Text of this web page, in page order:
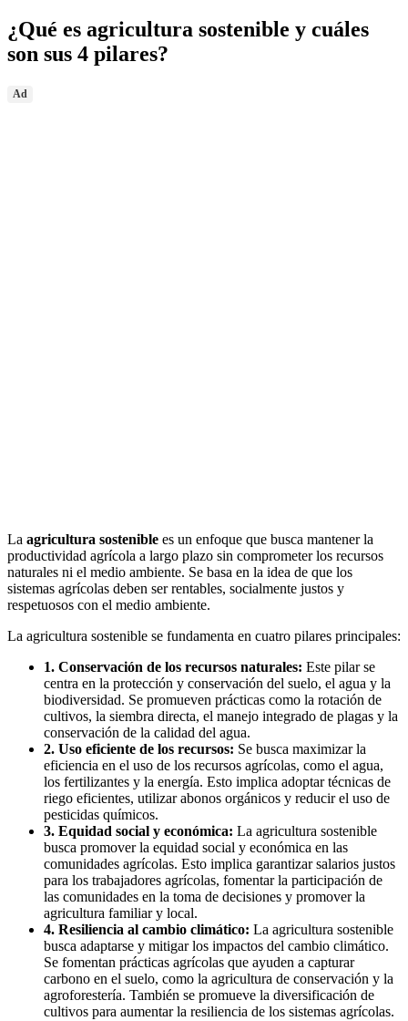
¿Qué es agricultura sostenible y cuáles
son sus 4 pilares?
Ad
La agricultura sostenible es un enfoque que busca mantener la
productividad agrícola a largo plazo sin comprometer los recursos
naturales ni el medio ambiente. Se basa en la idea de que los
sistemas agrícolas deben ser rentables, socialmente justos y
respetuosos con el medio ambiente.
La agricultura sostenible se fundamenta en cuatro pilares principales:
1. Conservación de los recursos naturales: Este pilar se
centra en la protección y conservación del suelo, el agua y la
biodiversidad. Se promueven prácticas como la rotación de
cultivos, la siembra directa, el manejo integrado de plagas y la
conservación de la calidad del agua.
2. Uso eficiente de los recursos: Se busca maximizar la
eficiencia en el uso de los recursos agrícolas, como el agua,
los fertilizantes y la energía. Esto implica adoptar técnicas de
riego eficientes, utilizar abonos orgánicos y reducir el uso de
pesticidas químicos.
3. Equidad social y económica: La agricultura sostenible
busca promover la equidad social y económica en las
comunidades agrícolas. Esto implica garantizar salarios justos
para los trabajadores agrícolas, fomentar la participación de
las comunidades en la toma de decisiones y promover la
agricultura familiar y local.
4. Resiliencia al cambio climático: La agricultura sostenible
busca adaptarse y mitigar los impactos del cambio climático.
Se fomentan prácticas agrícolas que ayuden a capturar
carbono en el suelo, como la agricultura de conservación y la
agroforestería. También se promueve la diversificación de
cultivos para aumentar la resiliencia de los sistemas agrícolas.